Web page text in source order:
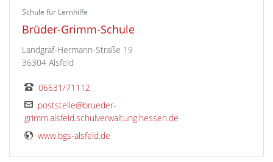
Schule für Lernhilfe
Brüder-Grimm-Schule
Landgraf-Hermann-Straße 19
36304 Alsfeld
06631/71112
poststelle@brueder-
grimm.alsfeld.schulverwaltung.hessen.de
www.bgs-alsfeld.de